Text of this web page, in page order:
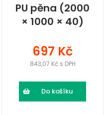
PU pěna (2000
× 1000 × 40)
697 Kč
843,07 Kč s DPH
Do košíku